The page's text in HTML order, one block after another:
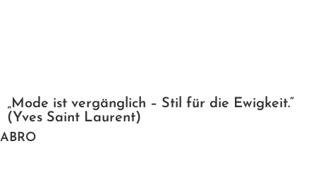
„Mode ist vergänglich – Stil für die Ewigkeit.“
(Yves Saint Laurent)
ABRO